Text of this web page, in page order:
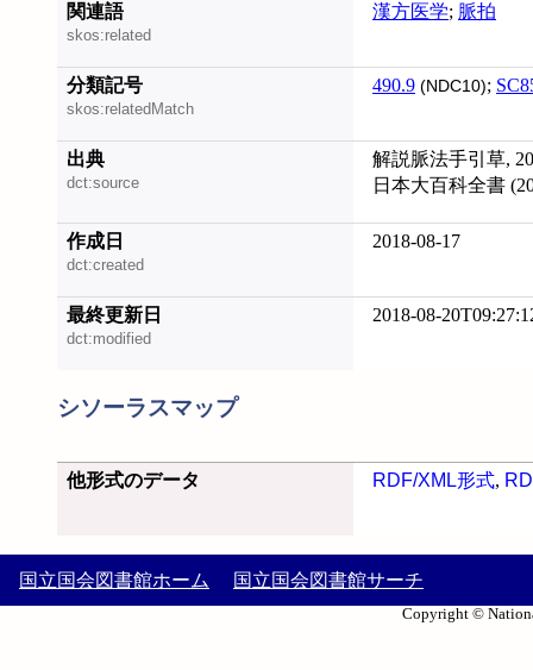
関連語
skos:related
漢方医学; 脈拍
分類記号
skos:relatedMatch
490.9 (NDC10);
出典
dct:source
解説脈法手引草,
日本大百科全書
作成日
dct:created
2018-08-17
最終更新日
dct:modified
2018-08-
シソーラスマップ
他形式のデータ RDF/XML形式,
国立国会図書館ホーム 国立国会図書館サーチ
Copyright ©